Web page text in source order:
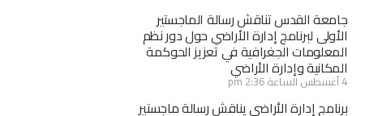
جامعة القدس تناقش رسالة الماجستير
الأولى لبرنامج إدارة الأراضي حول دور نظم
المعلومات الجغرافية في تعزيز الحوكمة
المكانية وإدارة الأراضي
4 أغسطس الساعة 2:36 pm
برنامج إدارة الأراضي يناقش رسالة ماجستير